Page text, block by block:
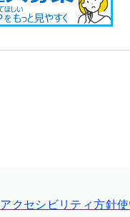
アクセシビリティ方針